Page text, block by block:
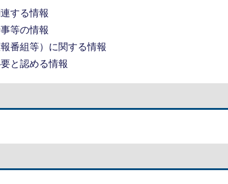
する情報
等の情報
番組等）に関する情報
と認める情報